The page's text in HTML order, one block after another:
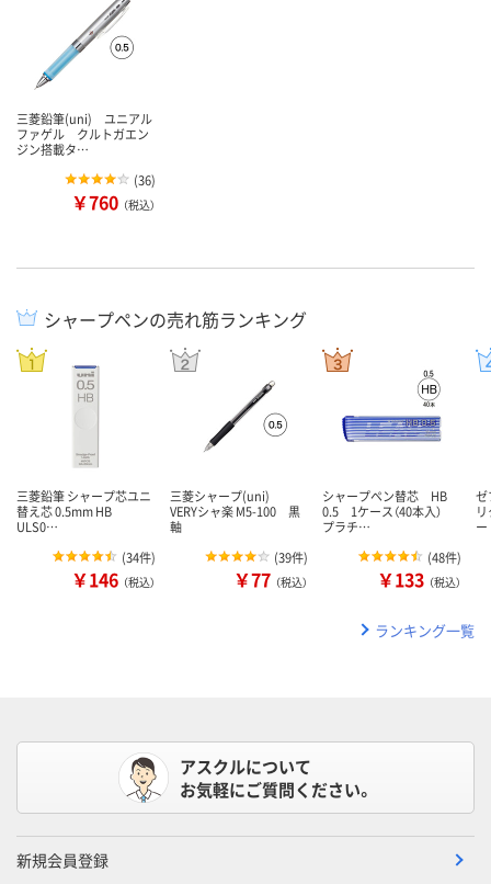
三菱鉛筆(uni) ユニアル
ファゲル クルトガエン
ジン搭載タ…
(36)
￥760 （税込）
シャープペンの売れ筋ランキング
三菱鉛筆 シャープ芯ユニ
替え芯 0.5mm HB
ULS0…
(34件)
￥146 （税込）
三菱シャープ(uni)
VERYシャ楽 M5-100 黒
軸
(39件)
￥77 （税込）
シャープペン替芯 HB
0.5 1ケース（40本入）
プラチ…
(48件)
￥133 （税込）
ゼ
ランキング一覧
アスクルについて
お気軽にご質問ください。
新規会員登録